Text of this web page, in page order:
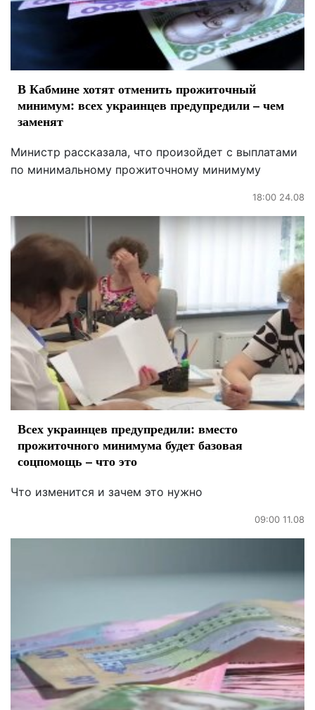
В Кабмине хотят отменить прожиточный
минимум: всех украинцев предупредили – чем
заменят
Министр рассказала, что произойдет с выплатами
по минимальному прожиточному минимуму
18:00 24.08
Всех украинцев предупредили: вместо
прожиточного минимума будет базовая
соцпомощь – что это
Что изменится и зачем это нужно
09:00 11.08